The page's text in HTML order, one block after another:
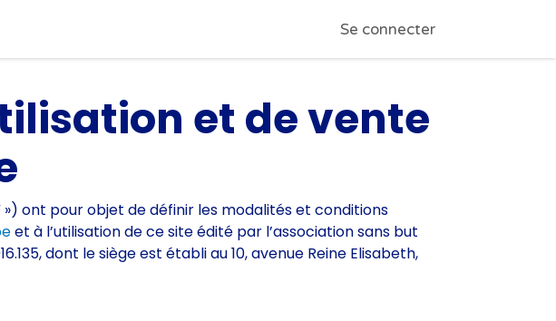
Se connecter
et de vente
») ont pour objet de définir les modalités et conditions
et à l’utilisation de ce site édité par l’association sans but
dont le siège est établi au 10, avenue Reine Elisabeth,